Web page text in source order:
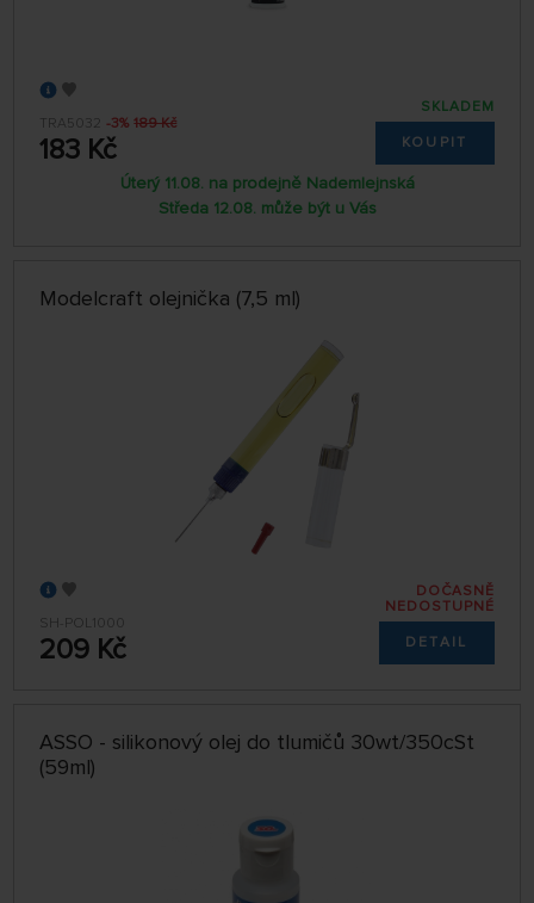
TRA5032 -3% 189 Kč
183 Kč
SKLADEM
KOUPIT
Úterý 11.08. na prodejně Nademlejnská
Středa 12.08. může být u Vás
Modelcraft olejnička (7,5 ml)
SH-POL1000
209 Kč
DOČASNĚ
NEDOSTUPNÉ
DETAIL
ASSO - silikonový olej do tlumičů 30wt/350cSt
(59ml)